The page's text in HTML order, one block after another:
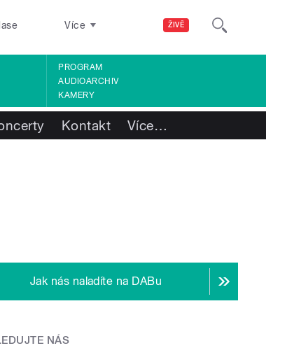
ŽIVĚ
Více
PROGRAM
AUDIOARCHIV
KAMERY
Kontakt Více…
Jak nás naladíte na DABu
NÁS